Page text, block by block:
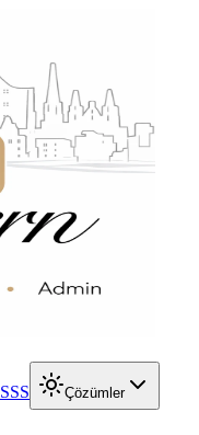
SSS Çözümler